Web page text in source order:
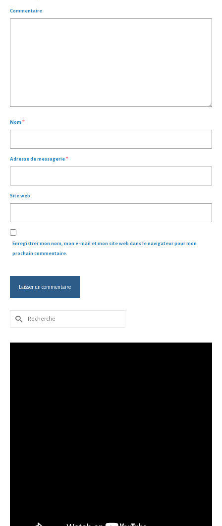
Commentaire
Nom *
Adresse de messagerie*
Site web
Enregistrer mon nom, mon e-mail et mon site web dans le navigateur pour mon
prochain commentaire.
Rechercher :